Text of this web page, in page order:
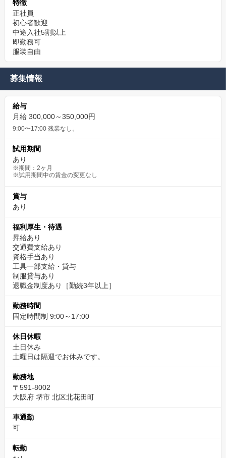
特徴
正社員
初心者歓迎
中途入社5割以上
即勤務可
服装自由
募集情報
給与
月給 300,000～350,000円
9:00〜17:00 残業なし。
試用期間
あり
※期間：2ヶ月
※試用期間中の賃金の変更なし
賞与
あり
福利厚生・待遇
昇給あり
交通費支給あり
資格手当あり
工具一部支給・貸与
制服貸与あり
退職金制度あり［勤続3年以上］
勤務時間
固定時間制 9:00～17:00
休日休暇
土日休み
土曜日は隔週でお休みです。
勤務地
〒591-8002
大阪府 堺市 北区北花田町
車通勤
可
転勤